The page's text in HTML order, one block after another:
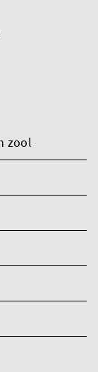
zool